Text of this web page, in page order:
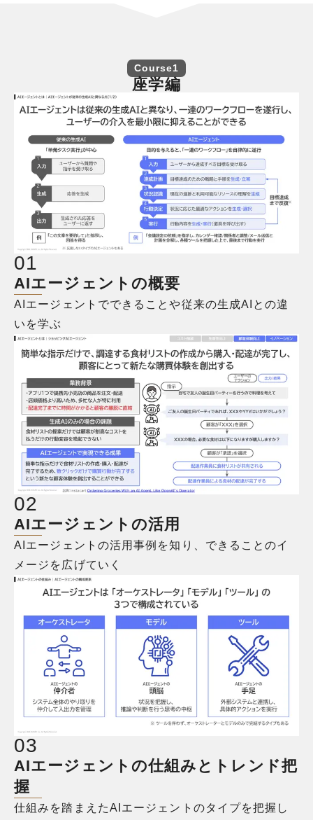
Course1
座学編
01
AIエージェントの概要
AIエージェントでできることや従来の生成AIとの違
いを学ぶ
02
AIエージェントの活用
AIエージェントの活用事例を知り、できることのイ
メージを広げていく
03
AIエージェントの仕組みと トレンド把
握
仕組みを踏まえたAIエージェントのタイプを把握し